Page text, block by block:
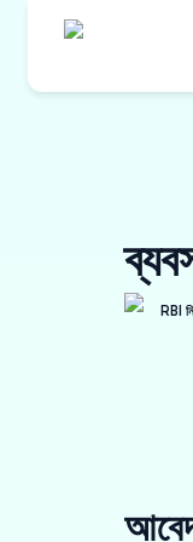
RBI